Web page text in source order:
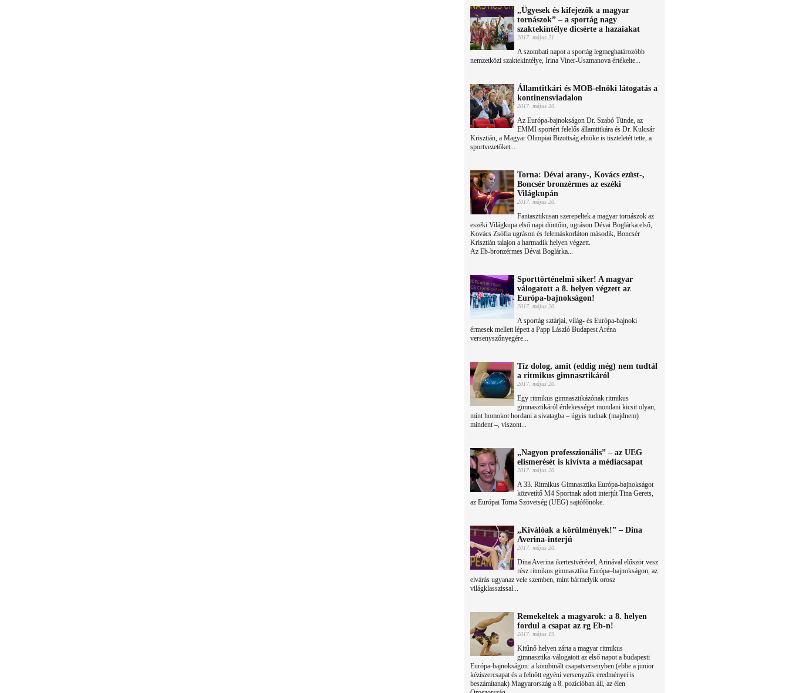
„Ügyesek és kifejezők a magyar
tornászok” – a sportág nagy
szaktekintélye dicsérte a hazaiakat
2017. május 21.
A szombati napot a sportág legmeghatározóbb
nemzetközi szaktekintélye, Irina Viner-Uszmanova értékelte...
Államtitkári és MOB-elnöki látogatás a
kontinensviadalon
2017. május 20.
Az Európa-bajnokságon Dr. Szabó Tünde, az
EMMI sportért felelős államtitkára és Dr. Kulcsár
Krisztián, a Magyar Olimpiai Bizottság elnöke is tiszteletét tette, a
sportvezetőket...
Torna: Dévai arany-, Kovács ezüst-,
Boncsér bronzérmes az eszéki
Világkupán
2017. május 20.
Fantasztikusan szerepeltek a magyar tornászok az
eszéki Világkupa első napi döntőin, ugráson Dévai Boglárka első,
Kovács Zsófia ugráson és felemáskorláton második, Boncsér
Krisztián talajon a harmadik helyen végzett.
Az Eb-bronzérmes Dévai Boglárka...
Sporttörténelmi siker! A magyar
válogatott a 8. helyen végzett az
Európa-bajnokságon!
2017. május 20.
A sportág sztárjai, világ- és Európa-bajnoki
érmesek mellett lépett a Papp László Budapest Aréna
versenyszőnyegére...
Tíz dolog, amit (eddig még) nem tudtál
a ritmikus gimnasztikáról
2017. május 20.
Egy ritmikus gimnasztikázónak ritmikus
gimnasztikáról érdekességet mondani kicsit olyan,
mint homokot hordani a sivatagba – úgyis tudnak (majdnem)
mindent –, viszont...
„Nagyon professzionális” – az UEG
elismerését is kivívta a médiacsapat
2017. május 20.
A 33. Ritmikus Gimnasztika Európa-bajnokságot
közvetítő M4 Sportnak adott interjút Tina Gerets,
az Európai Torna Szövetség (UEG) sajtófőnöke.
„Kiválóak a körülmények!” – Dina
Averina-interjú
2017. május 20.
Dina Averina ikertestvérével, Arinával először vesz
rész ritmikus gimnasztika Európa–bajnokságon, az
elvárás ugyanaz vele szemben, mint bármelyik orosz
világklasszissal...
Remekeltek a magyarok: a 8. helyen
fordul a csapat az rg Eb-n!
2017. május 19.
Kitűnő helyen zárta a magyar ritmikus
gimnasztika-válogatott az első napot a budapesti
Európa-bajnokságon: a kombinált csapatversenyben (ebbe a junior
kéziszercsapat és a felnőtt egyéni versenyzők eredményei is
beszámítanak) Magyarország a 8. pozícióban áll, az élen